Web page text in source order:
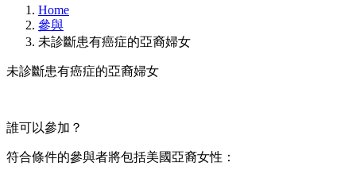
Home
參與
未診斷患有癌症的亞裔婦女
未診斷患有癌症的亞裔婦女
誰可以參加？
符合條件的參與者將包括美國亞裔女性：